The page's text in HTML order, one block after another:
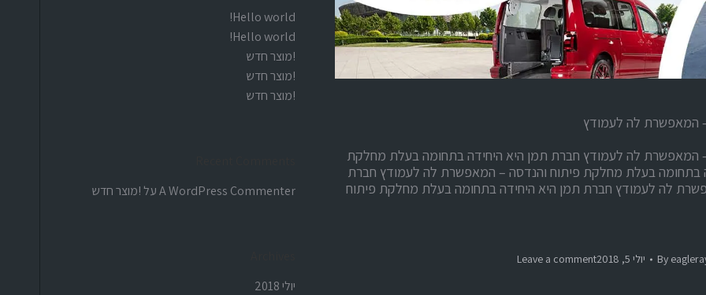
המאפשרת לה לעמודץ
המאפשרת לה לעמודץ חברת תמן היא היחידה בתחומה בעלת מחלקת
בתחומה בעלת מחלקת פיתוח והנדסה – המאפשרת לה לעמודץ חברת
לה לעמודץ חברת תמן היא היחידה בתחומה בעלת מחלקת פיתוח
By יולי 5, 2018 Leave a comment
Hello world!
Hello world!
!מוצר חדש
!מוצר חדש
!מוצר חדש
A WordPress Commenterעל!מוצר חדש
יולי 2018